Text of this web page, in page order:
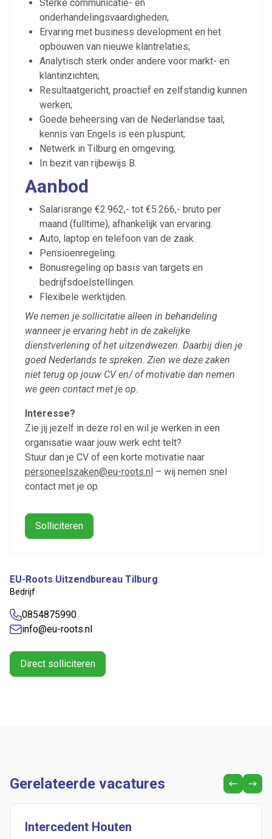
Sterke communicatie- en
onderhandelingsvaardigheden;
Ervaring met business development en het
opbouwen van nieuwe klantrelaties;
Analytisch sterk onder andere voor markt- en
klantinzichten;
Resultaatgericht, proactief en zelfstandig kunnen
werken;
Goede beheersing van de Nederlandse taal;
kennis van Engels is een pluspunt;
Netwerk in Tilburg en omgeving;
In bezit van rijbewijs B.
Aanbod
Salarisrange €2.962,- tot €5.266,- bruto per
maand (fulltime), afhankelijk van ervaring.
Auto, laptop en telefoon van de zaak.
Pensioenregeling.
Bonusregeling op basis van targets en
bedrijfsdoelstellingen.
Flexibele werktijden.
We nemen je sollicitatie alleen in behandeling
wanneer je ervaring hebt in de zakelijke
dienstverlening of het uitzendwezen. Daarbij dien je
goed Nederlands te spreken. Zien we deze zaken
niet terug op jouw CV en/ of motivatie dan nemen
we geen contact met je op.
Interesse?
Zie jij jezelf in deze rol en wil je werken in een
organisatie waar jouw werk echt telt?
Stuur dan je CV of een korte motivatie naar
personeelszaken@eu-roots.nl – wij nemen snel
contact met je op.
Solliciteren
EU-Roots Uitzendbureau Tilburg
Bedrijf
0854875990
info@eu-roots.nl
Direct solliciteren
Gerelateerde vacatures
Intercedent Houten
Ontvang vacatures direct in
je mailbox
Alerts ontvangen
Artikelen zoeken
Alles Ingezonden ABU
Bureau Cicero
Doorzaam
Flexmarkt Flexnieuws
NBBU
Normering Arbeid
ZiPconomy